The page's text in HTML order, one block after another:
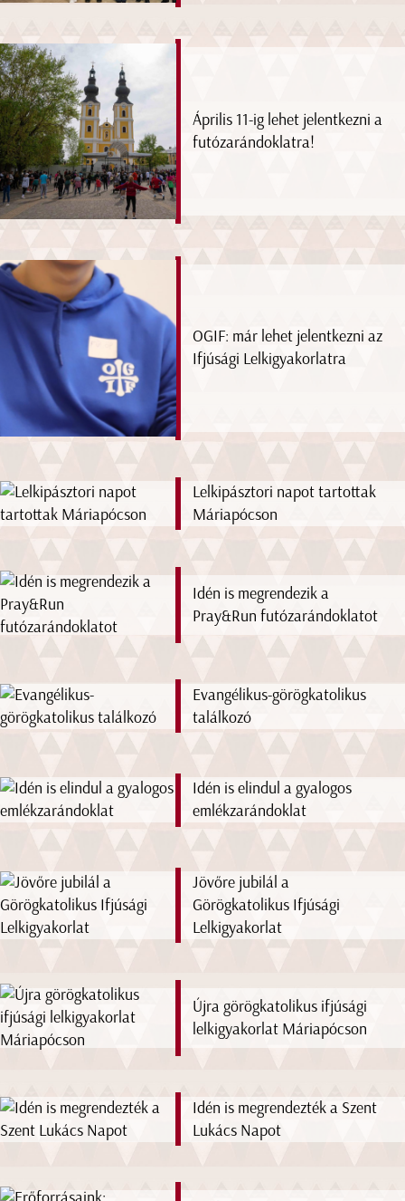
Április 11-ig lehet jelentkezni a
futózarándoklatra!
OGIF: már lehet jelentkezni az
Ifjúsági Lelkigyakorlatra
Lelkipásztori napot tartottak
Máriapócson
Idén is megrendezik a
Pray&Run futózarándoklatot
Evangélikus-görögkatolikus
találkozó
Idén is elindul a gyalogos
emlékzarándoklat
Jövőre jubilál a
Görögkatolikus Ifjúsági
Lelkigyakorlat
Újra görögkatolikus ifjúsági
lelkigyakorlat Máriapócson
Idén is megrendezték a Szent
Lukács Napot